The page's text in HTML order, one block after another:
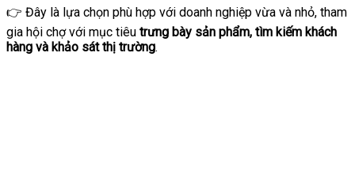
👉 Đây là lựa chọn phù hợp với doanh nghiệp vừa và nhỏ, tham
gia hội chợ với mục tiêu trưng bày sản phẩm, tìm kiếm khách
hàng và khảo sát thị trường.